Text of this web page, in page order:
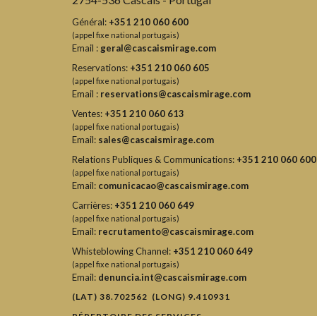
Général: +351 210 060 600
(appel fixe national portugais)
Email : geral@cascaismirage.com
Reservations: +351 210 060 605
(appel fixe national portugais)
Email : reservations@cascaismirage.com
Ventes: +351 210 060 613
(appel fixe national portugais)
Email: sales@cascaismirage.com
Relations Publiques & Communications: +351 210 060 600
(appel fixe national portugais)
Email: comunicacao@cascaismirage.com
Carrières: +351 210 060 649
(appel fixe national portugais)
Email: recrutamento@cascaismirage.com
Whisteblowing Channel: +351 210 060 649
(appel fixe national portugais)
Email: denuncia.int@cascaismirage.com
(LAT) 38.702562 (LONG) 9.410931